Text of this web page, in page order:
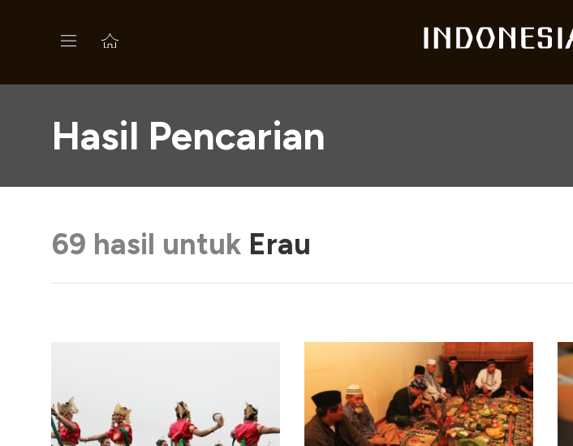
Hasil Pencarian
69 hasil untuk Erau